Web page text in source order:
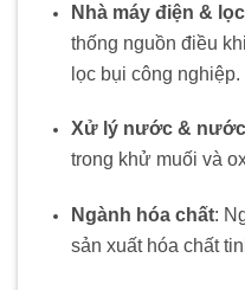
Nhà máy điện &
thống nguồn điều
lọc bụi công nghiệp.
Xử lý nước &
trong khử muối và
Ngành hóa chất:
sản xuất hóa chất